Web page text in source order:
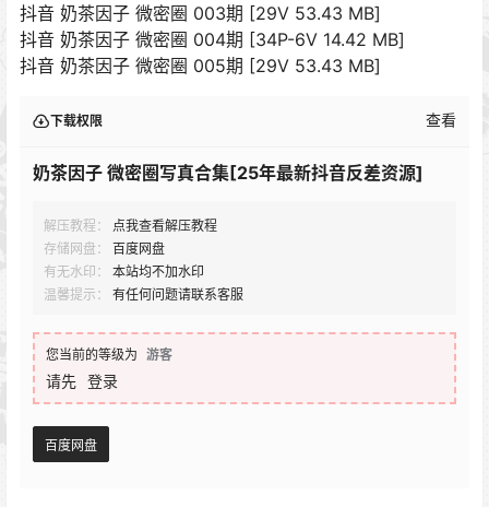
抖音 奶茶因子 微密圈 003期 [29V 53.43 MB]
抖音 奶茶因子 微密圈 004期 [34P-6V 14.42 MB]
抖音 奶茶因子 微密圈 005期 [29V 53.43 MB]
下载权限 查看
奶茶因子 微密圈写真合集[25年最新抖音反差资源]
解压教程：
点我查看解压教程
存储网盘：
百度网盘
有无水印：
本站均不加水印
温馨提示：
有任何问题请联系客服
您当前的等级为 游客
请先 登录
百度网盘